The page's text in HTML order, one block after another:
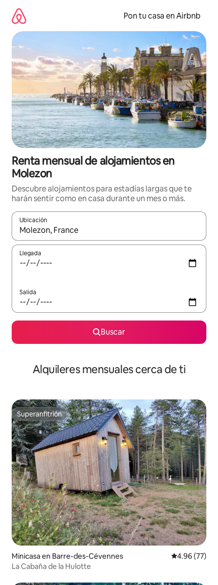
contenido
Pon tu casa en Airbnb
Renta mensual de alojamientos en
Molezon
Descubre alojamientos para estadías largas que te
harán sentir como en casa durante un mes o más.
Ubicación
Cuando los resultados estén disponibles, navega con las
Llegada
Salida
Buscar
Alquileres mensuales cerca de ti
Superanfitrión
Superanfitrión
Minicasa en Barre-des-Cévennes Calificación
4.96 (77)
La Cabaña de la Hulotte